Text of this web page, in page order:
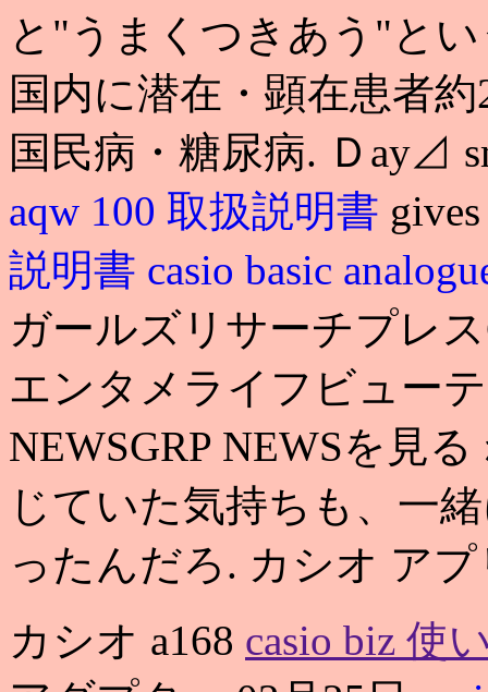
と"うまくつきあう"と
国内に潜在・顕在患者
国民病・糖尿病. Ｄay⊿
aqw 100 取扱説明書
説明書 casio basic
ガールズリサーチプレ
エンタメライフビュー
NEWSGRP NEWSを見
じていた気持ちも、一
ったんだろ. カシオ アプ
カシオ a168 casio biz 使